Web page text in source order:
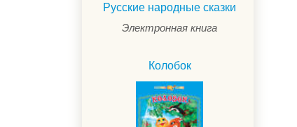
Русские народные сказки
Электронная книга
Колобок